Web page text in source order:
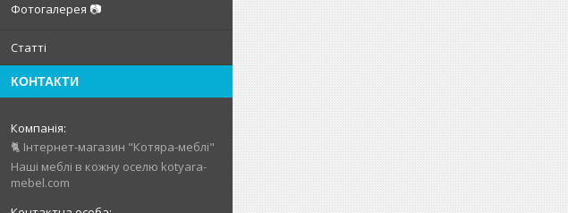
Фотогалерея 📷
Статті
КОНТАКТИ
🐈 Інтернет-магазин "Котяра-меблі"
Наші меблі в кожну оселю kotyara-
mebel.com